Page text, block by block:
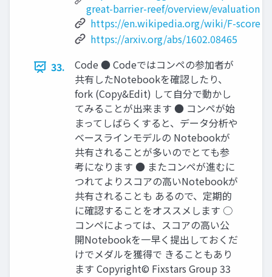
great-barrier-reef/overview/evaluation
https://en.wikipedia.org/wiki/F-score
https://arxiv.org/abs/1602.08465
33.
Code ● Codeではコンペの参加者が
共有したNotebookを確認したり、
fork (Copy&Edit) して自分で動かし
てみることが出来ます ● コンペが始
まってしばらくすると、データ分析や
ベースラインモデルの Notebookが
共有されることが多いのでとても参
考になります ● またコンペが進むに
つれてよりスコアの高いNotebookが
共有されることも あるので、定期的
に確認することをオススメします ○
コンペによっては、スコアの高い公
開Notebookを一早く提出しておくだ
けでメダルを獲得で きることもあり
ます Copyright© Fixstars Group 33